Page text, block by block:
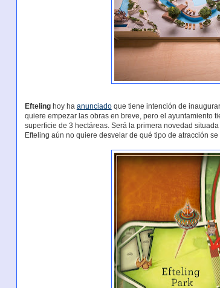
Eftelinghoy ha anunciadoque tiene intención de
quiere empezar las obras en breve, pero el ayuntamiento
superficie de 3 hectáreas. Será la primera novedad
Efteling aún no quiere desvelar de qué tipo de atracción